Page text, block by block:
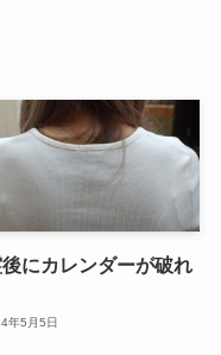
後にカレンダーが破れ
年5月5日